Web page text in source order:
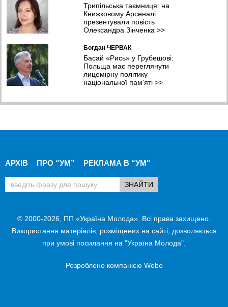
Трипільська таємниця: на
Книжковому Арсеналі
презентували повість
Олександра Зінченка>>
Богдан ЧЕРВАК
Басай «Рись» у Грубешові:
Польща має переглянути
лицемірну політику
національної пам'яті>>
АРХІВ ПРО “УМ” РЕКЛАМА В “УМ"
© 2000-2026, ПП «Україна Молода». Всі права захищено.
Використання матеріалів, розміщених на сайті, дозволяється
при умові посилання на "Україна Молода".
Розроблено компанією Webo